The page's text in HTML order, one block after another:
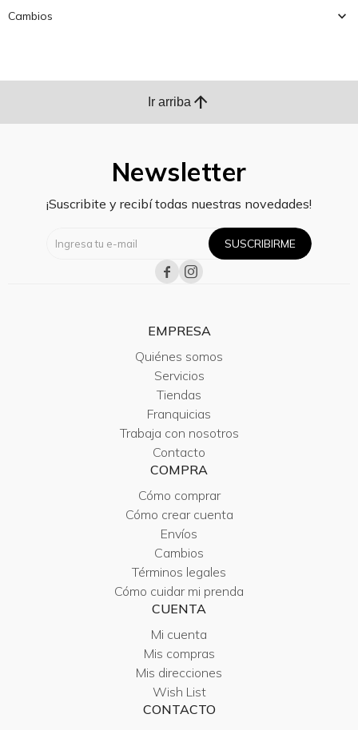
Cambios
Ir arriba arrow_upward
Newsletter
¡Suscribite y recibí todas nuestras novedades!
SUSCRIBIRME
 
EMPRESA
Quiénes somos
Servicios
Tiendas
Franquicias
Trabaja con nosotros
Contacto
COMPRA
Cómo comprar
Cómo crear cuenta
Envíos
Cambios
Términos legales
Cómo cuidar mi prenda
CUENTA
Mi cuenta
Mis compras
Mis direcciones
Wish List
CONTACTO